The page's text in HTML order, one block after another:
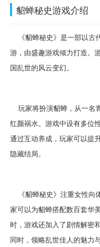
貂蝉秘史游戏介绍
《貂蝉秘史》是一部以古
游，由盛趣游戏倾力打造。
国乱世的风云变幻。
玩家将扮演貂蝉，从一名
红颜祸水。游戏中设有多位
通过互动养成，玩家可以提
隐藏结局。
《貂蝉秘史》注重女性向
家可以为貂蝉搭配数百套华
时，游戏还加入了剧情解密
同时，领略乱世佳人的魅力与